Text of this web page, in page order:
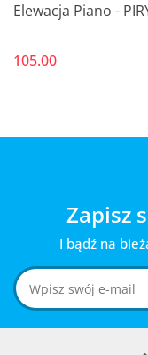
Elewacja Piano -
105.00
Zapisz
I bądź na